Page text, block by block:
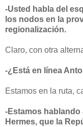
-Usted habla del
los nodos en la
regionalización.
Claro, con otra
-¿Está en línea
Estamos en la ruta,
-Estamos
Hermes, que la